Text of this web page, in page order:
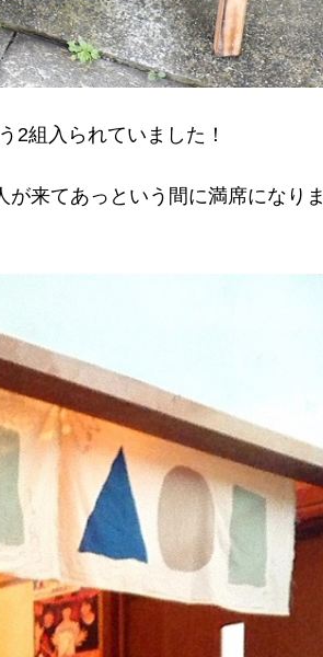
2組入られていました！
来てあっという間に満席になりま